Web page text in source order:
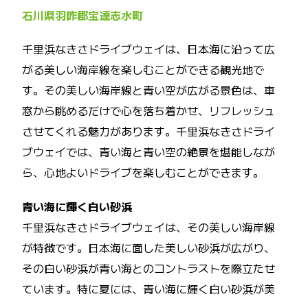
石川県羽咋郡宝達志水町
千里浜なきさドライブウェイは、日本海に沿って広
がる美しい海岸線を楽しむことができる観光地で
す。その美しい海岸線と青い空が広がる景色は、車
窓から眺めるだけで心を落ち着かせ、リフレッシュ
させてくれる魅力があります。千里浜なきさドライ
ブウェイでは、青い海と青い空の絶景を堪能しなが
ら、心地よいドライブを楽しむことができます。
青い海に輝く白い砂浜
千里浜なきさドライブウェイは、その美しい海岸線
が特徴です。日本海に面した美しい砂浜が広がり、
その白い砂浜が青い海とのコントラストを際立たせ
ています。特に夏には、青い海に輝く白い砂浜が美